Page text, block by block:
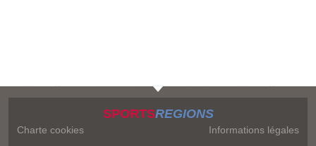
SPORTSREGIONS
Charte cookies
Informations légales